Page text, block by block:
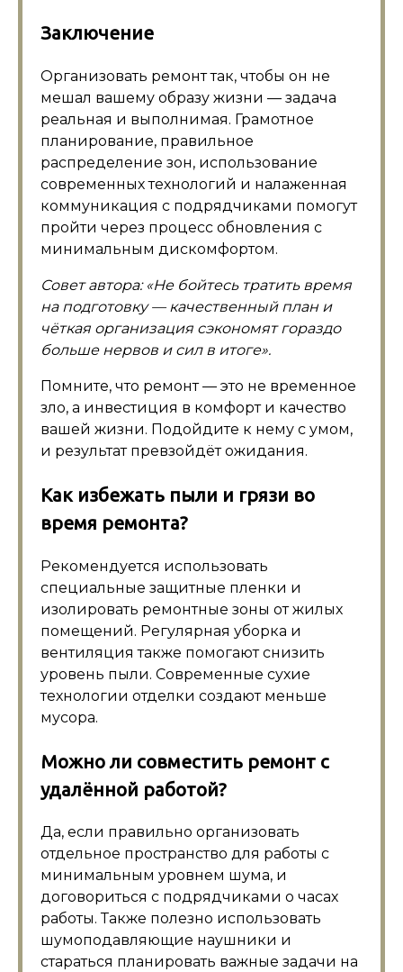
Заключение
Организовать ремонт так, чтобы он не
мешал вашему образу жизни — задача
реальная и выполнимая. Грамотное
планирование, правильное
распределение зон, использование
современных технологий и налаженная
коммуникация с подрядчиками помогут
пройти через процесс обновления с
минимальным дискомфортом.
Совет автора: «Не бойтесь тратить время
на подготовку — качественный план и
чёткая организация сэкономят гораздо
больше нервов и сил в итоге».
Помните, что ремонт — это не временное
зло, а инвестиция в комфорт и качество
вашей жизни. Подойдите к нему с умом,
и результат превзойдёт ожидания.
Как избежать пыли и грязи во
время ремонта?
Рекомендуется использовать
специальные защитные пленки и
изолировать ремонтные зоны от жилых
помещений. Регулярная уборка и
вентиляция также помогают снизить
уровень пыли. Современные сухие
технологии отделки создают меньше
мусора.
Можно ли совместить ремонт с
удалённой работой?
Да, если правильно организовать
отдельное пространство для работы с
минимальным уровнем шума, и
договориться с подрядчиками о часах
работы. Также полезно использовать
шумоподавляющие наушники и
стараться планировать важные задачи на